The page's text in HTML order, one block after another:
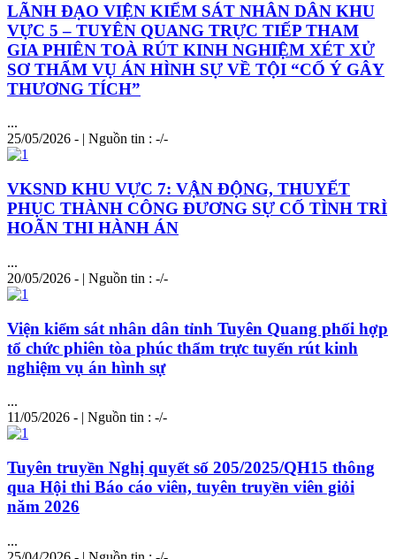
LÃNH ĐẠO VIỆN KIỂM SÁT NHÂN DÂN KHU
VỰC 5 – TUYÊN QUANG TRỰC TIẾP THAM
GIA PHIÊN TOÀ RÚT KINH NGHIỆM XÉT XỬ
SƠ THẨM VỤ ÁN HÌNH SỰ VỀ TỘI “CỐ Ý GÂY
THƯƠNG TÍCH”
...
25/05/2026 - | Nguồn tin : -/-
VKSND KHU VỰC 7: VẬN ĐỘNG, THUYẾT
PHỤC THÀNH CÔNG ĐƯƠNG SỰ CỐ TÌNH TRÌ
HOÃN THI HÀNH ÁN
...
20/05/2026 - | Nguồn tin : -/-
Viện kiểm sát nhân dân tỉnh Tuyên Quang phối hợp
tổ chức phiên tòa phúc thẩm trực tuyến rút kinh
nghiệm vụ án hình sự
...
11/05/2026 - | Nguồn tin : -/-
Tuyên truyền Nghị quyết số 205/2025/QH15 thông
qua Hội thi Báo cáo viên, tuyên truyền viên giỏi
năm 2026
...